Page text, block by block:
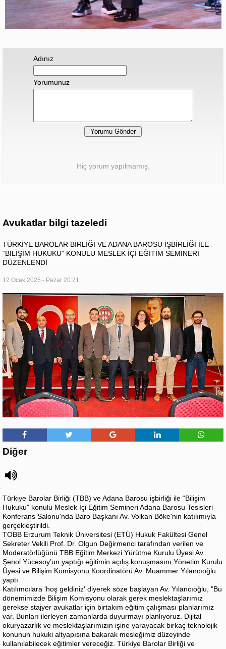
Adınız
Yorumunuz
Hiç yorum yapılmamış.
Avukatlar bilgi tazeledi
TÜRKİYE BAROLAR BİRLİĞİ VE ADANA BAROSU İŞBİRLİĞİ İLE
“BİLİŞİM HUKUKU” KONULU MESLEK İÇİ EĞİTİM SEMİNERİ
DÜZENLENDİ
12 Ocak 2025 - Pazar 20:21
Diğer
Türkiye Barolar Birliği (TBB) ve Adana Barosu işbirliği ile “Bilişim
Hukuku” konulu Meslek İçi Eğitim Semineri Adana Barosu Tesisleri
Konferans Salonu'nda Baro Başkanı Av. Volkan Böke'nin katılımıyla
gerçekleştirildi.
TOBB Erzurum Teknik Üniversitesi (ETÜ) Hukuk Fakültesi Genel
Sekreter Vekili Prof. Dr. Olgun Değirmenci tarafından verilen ve
Moderatörlüğünü TBB Eğitim Merkezi Yürütme Kurulu Üyesi Av.
Şenol Yücesoy’un yaptığı eğitimin açılış konuşmasını Yönetim Kurulu
Üyesi ve Bilişim Komisyonu Koordinatörü Av. Muammer Yılancıoğlu
yaptı.
Katılımcılara 'hoş geldiniz' diyerek söze başlayan Av. Yılancıoğlu, "Bu
dönemimizde Bilişim Komisyonu olarak gerek meslektaşlarımız
gerekse stajyer avukatlar için birtakım eğitim çalışması planlarımız
var. Bunları ilerleyen zamanlarda duyurmayı planlıyoruz. Dijital
okuryazarlık ve meslektaşlarımızın işine yarayacak birkaç teknolojik
konunun hukuki altyapısına bakarak mesleğimiz düzeyinde
kullanılabilecek eğitimler vereceğiz. Türkiye Barolar Birliği ve